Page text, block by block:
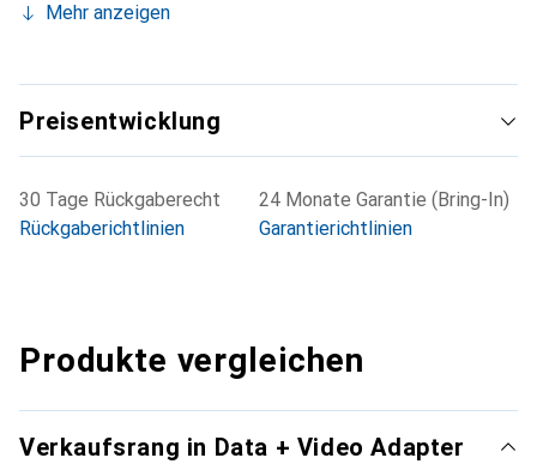
Mehr anzeigen
Preisentwicklung
30 Tage Rückgaberecht
Rückgaberichtlinien
24 Monate Garantie (Bring-In)
Garantierichtlinien
Produkte vergleichen
Verkaufsrang in Data + Video Adapter